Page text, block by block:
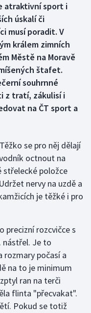
atraktivní sport i
úskalí či
musí poradit. V
králem zimních
Městě na Moravě
štafet.
souhrnné
z tratí, zákulisí i
na ČT sport a
se pro něj dělají
octnout na
střelecké položce
nervy na uzdě a
je těžké i pro
precizní rozcvičce s
nástřel. Je to
rozmary počasí a
na to je minimum
ran na terči
flinta "přecvakat".
Pokud se totiž